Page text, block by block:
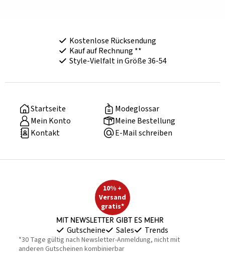
Kostenlose Rücksendung
Kauf auf Rechnung **
Style-Vielfalt in Größe 36-54
Startseite
Modeglossar
Mein Konto
Meine Bestellung
Kontakt
E-Mail schreiben
10% +
Versand
gratis*
Mit Newsletter gibt es mehr
Gutscheine Sales Trends
*30 Tage gültig nach Newsletter-Anmeldung, nicht mit
anderen Gutscheinen kombinierbar